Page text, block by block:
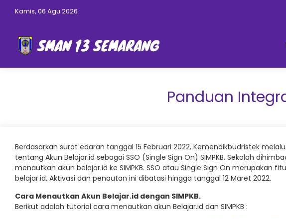
Kamis, 06 Agu 2026
Panduan
Berdasarkan surat edaran tanggal 15 Februari 2022, Kemendikbudristek
tentang Akun Belajar.id sebagai SSO (Single Sign On) SIMPKB. Sekolah
menautkan akun belajar.id ke SIMPKB. SSO atau Single Sign On merupakan
belajar.id. Aktivasi dan penautan ini dibatasi hingga tanggal 12 Maret 2022.
Cara Menautkan Akun Belajar.id dengan SIMPKB.
Berikut adalah tutorial cara menautkan akun Belajar.id dan SIMPKB :